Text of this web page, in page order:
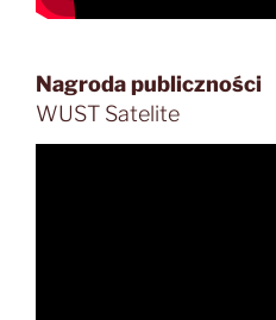
Nagroda publiczności
WUST Satelite